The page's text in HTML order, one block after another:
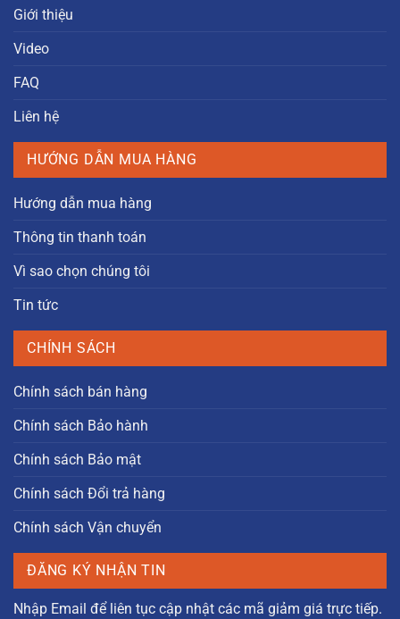
Giới thiệu
Video
FAQ
Liên hệ
HƯỚNG DẪN MUA HÀNG
Hướng dẫn mua hàng
Thông tin thanh toán
Vì sao chọn chúng tôi
Tin tức
CHÍNH SÁCH
Chính sách bán hàng
Chính sách Bảo hành
Chính sách Bảo mật
Chính sách Đổi trả hàng
Chính sách Vận chuyển
ĐĂNG KÝ NHẬN TIN
Nhập Email để liên tục cập nhật các mã giảm giá trực tiếp.